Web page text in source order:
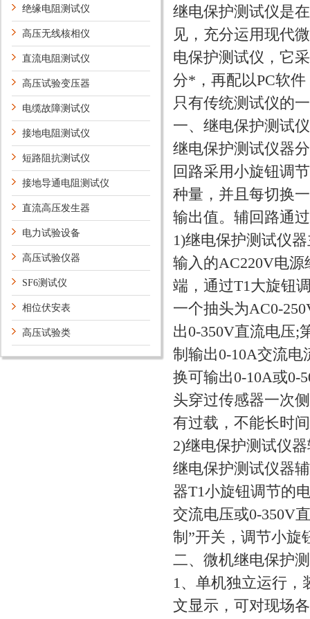
绝缘电阻测试仪
高压无线核相仪
直流电阻测试仪
高压试验变压器
电缆故障测试仪
接地电阻测试仪
短路阻抗测试仪
接地导通电阻测试仪
直流高压发生器
电力试验设备
高压试验仪器
SF6测试仪
相位伏安表
高压试验类
继电保护测试仪是
见，充分运用现代
电保护测试仪，它
分*，再配以PC软
只有传统测试仪的
一、继电保护测试
继电保护测试仪器
回路采用小旋钮调
种量，并且每切换
输出值。辅回路通
1)继电保护测试仪
输入的AC220V电
端，通过T1大旋钮
一个抽头为AC0-
出0-350V直流电压;
制输出0-10A交流电
换可输出0-10A或0-
头穿过传感器一次
有过载，不能长时
2)继电保护测试仪
继电保护测试仪器
器T1小旋钮调节的
交流电压或0-350V
制”开关，调节小
二、微机继电保护
1、单机独立运行
文显示，可对现场